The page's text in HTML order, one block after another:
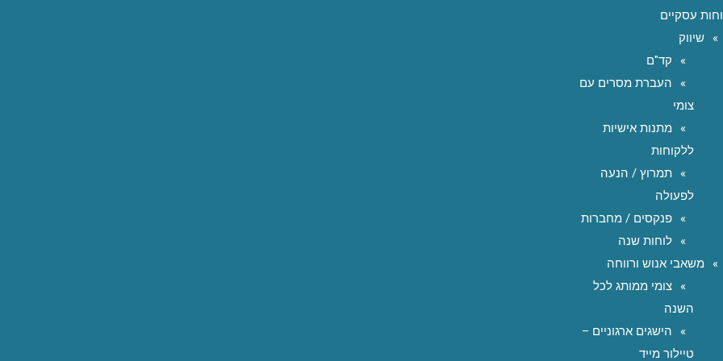
עסקיים
שיווק
קד"ם
העברת מסרים עם
צומי
מתנות אישיות
ללקוחות
תמרוץ / הנעה
לפעולה
פנקסים / מחברות
לוחות שנה
משאבי אנוש ורווחה
צומי ממותג לכל
השנה
הישגים ארגוניים –
טיילור מייד